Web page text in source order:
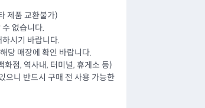
제품 교환불가)
없습니다.
시기 바랍니다.
당 매장에 확인 바랍니다.
화점, 역사내, 터미널, 휴게소 등)
으니 반드시 구매 전 사용 가능한